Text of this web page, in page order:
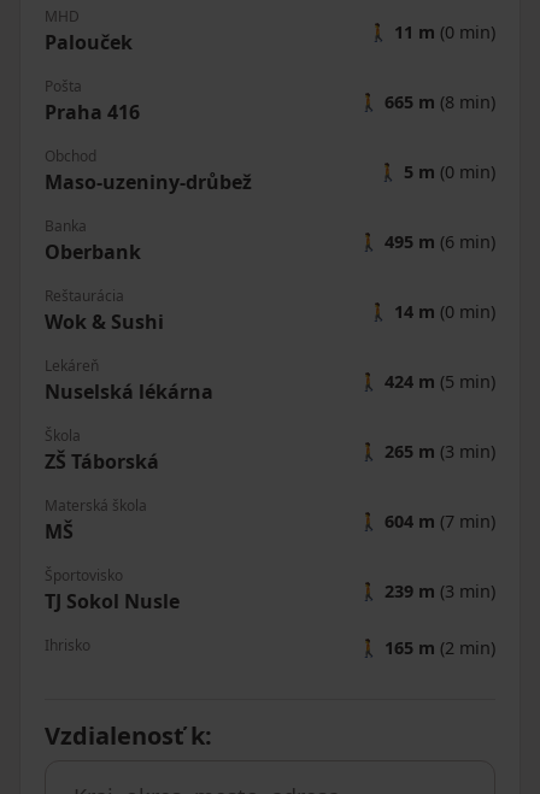
MHD
Palouček 🚶 11 m (0 min)
Pošta
Praha 416 🚶 665 m (8 min)
Obchod
Maso-uzeniny-drůbež 🚶 5 m (0 min)
Banka
Oberbank 🚶 495 m (6 min)
Reštaurácia
Wok & Sushi 🚶 14 m (0 min)
Lekáreň
Nuselská lékárna 🚶 424 m (5 min)
Škola
ZŠ Táborská 🚶 265 m (3 min)
Materská škola
MŠ 🚶 604 m (7 min)
Športovisko
TJ Sokol Nusle 🚶 239 m (3 min)
Ihrisko 🚶 165 m (2 min)
Vzdialenosť k: